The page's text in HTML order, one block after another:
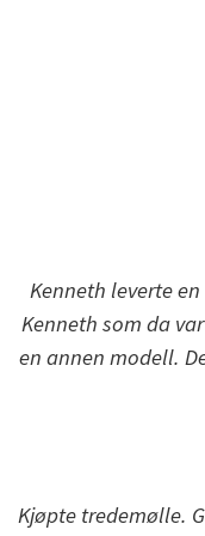
Kenneth leverte
Kenneth som da
en annen modell.
Kjøpte tredemølle.